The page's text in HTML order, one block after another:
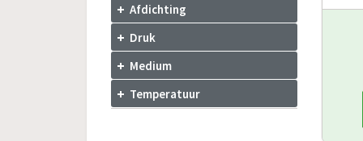
Afdichting
Druk
Medium
Temperatuur